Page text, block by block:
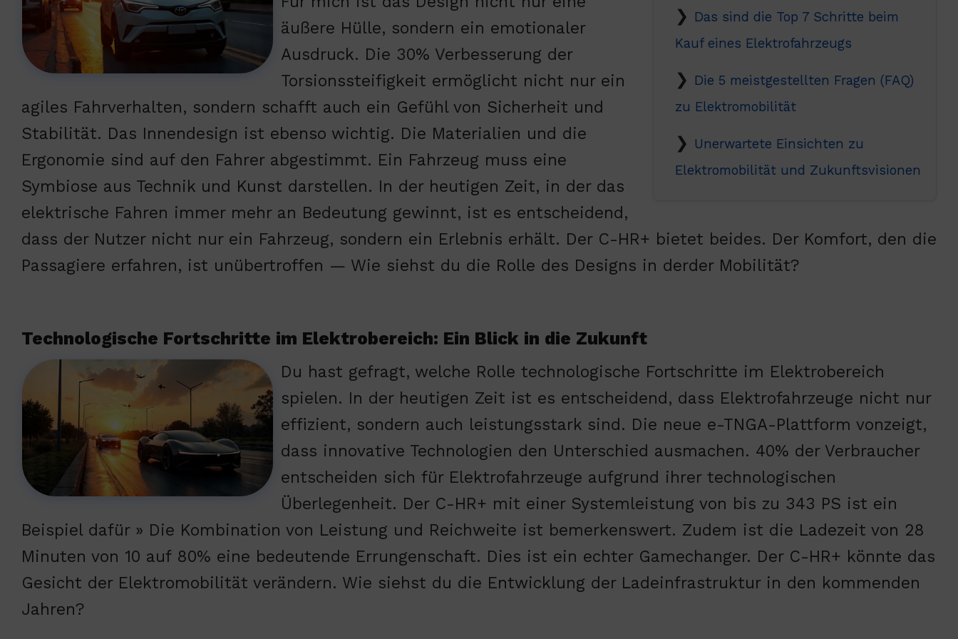
Das sind die Top 7 Schritte beim
Kauf eines Elektrofahrzeugs
Die 5 meistgestellten Fragen (FAQ)
zu Elektromobilität
Unerwartete Einsichten zu
Elektromobilität und Zukunftsvisionen
äußere Hülle, sondern ein emotionaler
Ausdruck. Die 30% Verbesserung der
Torsionssteifigkeit ermöglicht nicht nur ein
agiles Fahrverhalten, sondern schafft auch ein Gefühl von Sicherheit und
Stabilität. Das Innendesign ist ebenso wichtig. Die Materialien und die
Ergonomie sind auf den Fahrer abgestimmt. Ein Fahrzeug muss eine
Symbiose aus Technik und Kunst darstellen. In der heutigen Zeit, in der das
elektrische Fahren immer mehr an Bedeutung gewinnt, ist es entscheidend,
dass der Nutzer nicht nur ein Fahrzeug, sondern ein Erlebnis erhält. Der C-HR+ bietet beides. Der Komfort, den die
Passagiere erfahren, ist unübertroffen — Wie siehst du die Rolle des Designs in derder Mobilität?
Technologische Fortschritte im Elektrobereich: Ein Blick in die Zukunft
Du hast gefragt, welche Rolle technologische Fortschritte im Elektrobereich
spielen. In der heutigen Zeit ist es entscheidend, dass Elektrofahrzeuge nicht nur
effizient, sondern auch leistungsstark sind. Die neue e-TNGA-Plattform vonzeigt,
dass innovative Technologien den Unterschied ausmachen. 40% der Verbraucher
entscheiden sich für Elektrofahrzeuge aufgrund ihrer technologischen
Überlegenheit. Der C-HR+ mit einer Systemleistung von bis zu 343 PS ist ein
Beispiel dafür » Die Kombination von Leistung und Reichweite ist bemerkenswert. Zudem ist die Ladezeit von 28
Minuten von 10 auf 80% eine bedeutende Errungenschaft. Dies ist ein echter Gamechanger. Der C-HR+ könnte das
Gesicht der Elektromobilität verändern. Wie siehst du die Entwicklung der Ladeinfrastruktur in den kommenden
Jahren?